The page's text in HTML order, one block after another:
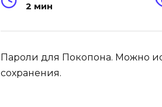
2 мин
Пароли для Покопона. Можно
сохранения.